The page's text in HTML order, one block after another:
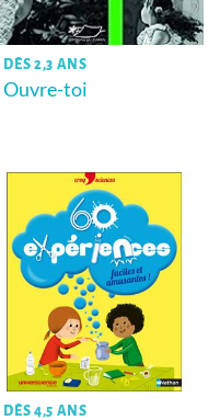
DÈS 2,3 ANS
Ouvre-toi
DÈS 4,5 ANS